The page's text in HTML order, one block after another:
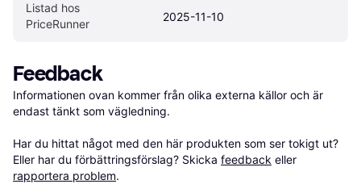
Listad hos
PriceRunner
2025-11-10
Feedback
Informationen ovan kommer från olika externa källor och är
endast tänkt som vägledning.
Har du hittat något med den här produkten som ser tokigt ut?
Eller har du förbättringsförslag? Skicka feedback eller
rapportera problem.